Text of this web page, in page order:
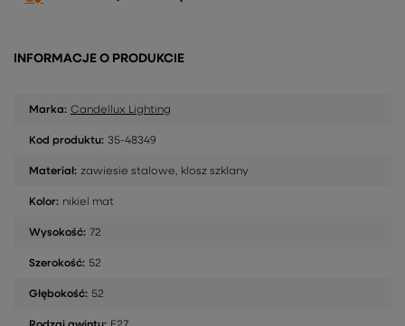
INFORMACJE O PRODUKCIE
Marka: Candellux Lighting
Kod produktu: 35-48349
Materiał: zawiesie stalowe, klosz szklany
Kolor: nikiel mat
Wysokość: 72
Szerokość: 52
Głębokość: 52